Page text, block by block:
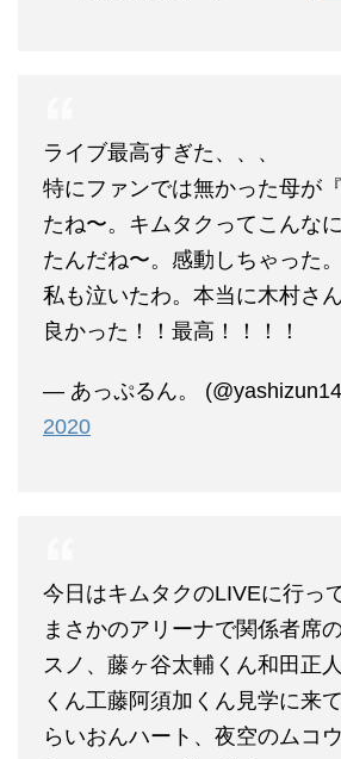
ライブ最高すぎた、、、
特にファンでは無かった母が
たね〜。キムタクってこんな
たんだね〜。感動しちゃった
私も泣いたわ。本当に木村さ
良かった！！最高！！！！
— あっぷるん。
2020
今日はキムタクのLIVEに行っ
まさかのアリーナで関係者席
スノ、藤ヶ谷太輔くん和田正人
くん工藤阿須加くん見学に来て
らいおんハート、夜空のムコ